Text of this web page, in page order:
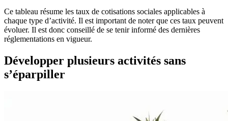
Ce tableau résume les taux de cotisations sociales applicables à
chaque type d’activité. Il est important de noter que ces taux peuvent
évoluer. Il est donc conseillé de se tenir informé des dernières
réglementations en vigueur.
Développer plusieurs activités sans
s’éparpiller